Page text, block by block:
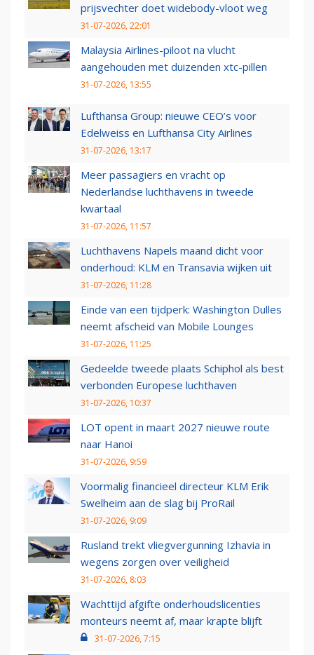
prijsvechter doet widebody-vloot weg
31-07-2026, 22:01
Malaysia Airlines-piloot na vlucht
aangehouden met duizenden xtc-pillen
31-07-2026, 13:55
Lufthansa Group: nieuwe CEO’s voor
Edelweiss en Lufthansa City Airlines
31-07-2026, 13:17
Meer passagiers en vracht op
Nederlandse luchthavens in tweede
kwartaal
31-07-2026, 11:57
Luchthavens Napels maand dicht voor
onderhoud: KLM en Transavia wijken uit
31-07-2026, 11:28
Einde van een tijdperk: Washington Dulles
neemt afscheid van Mobile Lounges
31-07-2026, 11:25
Gedeelde tweede plaats Schiphol als best
verbonden Europese luchthaven
31-07-2026, 10:37
LOT opent in maart 2027 nieuwe route
naar Hanoi
31-07-2026, 9:59
Voormalig financieel directeur KLM Erik
Swelheim aan de slag bij ProRail
31-07-2026, 9:09
Rusland trekt vliegvergunning Izhavia in
wegens zorgen over veiligheid
31-07-2026, 8:03
Wachttijd afgifte onderhoudslicenties
monteurs neemt af, maar krapte blijft
31-07-2026, 7:15